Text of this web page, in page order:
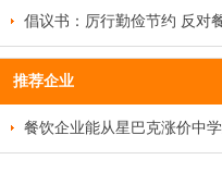
推荐企业